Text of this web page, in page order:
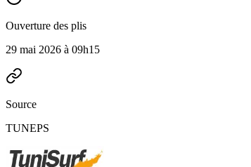
Ouverture des plis
29 mai 2026 à 09h15
Source
TUNEPS